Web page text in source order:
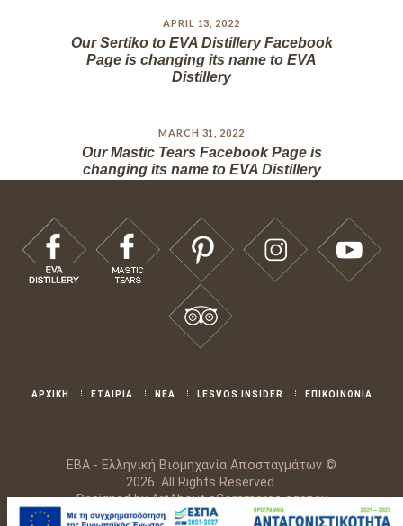
APRIL 13, 2022
Our Sertiko to EVA Distillery Facebook
Page is changing its name to EVA
Distillery
MARCH 31, 2022
Our Mastic Tears Facebook Page is
changing its name to EVA Distillery
ΑΡΧΙΚΗ ΕΤΑΙΡΙΑ ΝΕΑ LESVOS INSIDER ΕΠΙΚΟΙΝΩΝΙΑ
ΕΒΑ - Ελληνική Βιομηχανία Αποσταγμάτων ©
2026. All Rights Reserved.
Designed byArtAbout eCommerce agency